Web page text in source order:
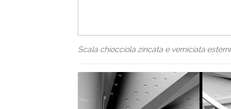
Scala chiocciola zincata e verniciata